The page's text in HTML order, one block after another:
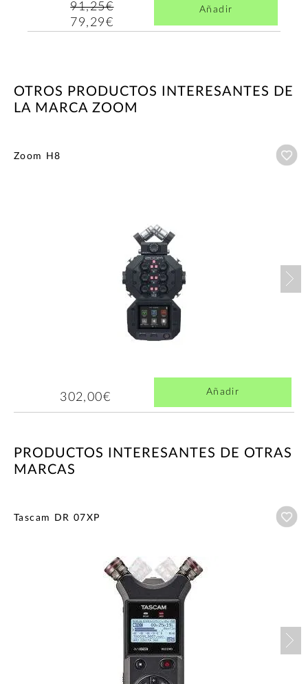
91,25€
79,29€
Añadir
OTROS PRODUCTOS INTERESANTES DE
LA MARCA ZOOM
Zoom H8
302,00€ Añadir
PRODUCTOS INTERESANTES DE OTRAS
MARCAS
Tascam DR 07XP